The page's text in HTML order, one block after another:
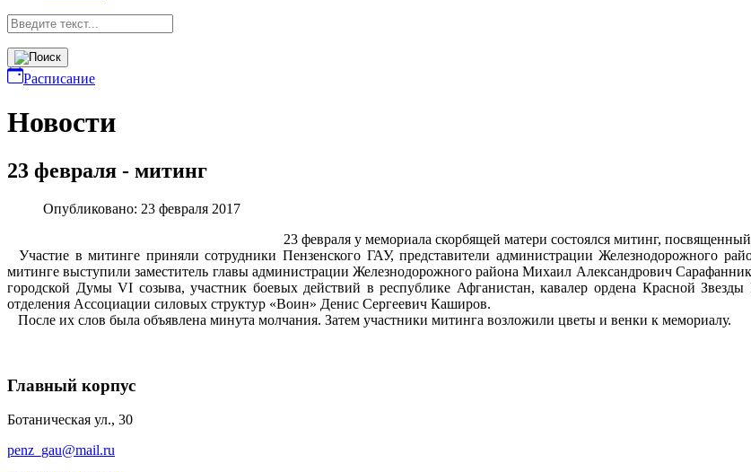
Расписание
Новости
23 февраля - митинг
Опубликовано: 23 февраля 2017
23 февраля у мемориала скорбящей матери состоялся митинг,
Участие в митинге приняли сотрудники Пензенского ГАУ, представители администрации Железнодорожного
митинге выступили заместитель главы администрации Железнодорожного района Михаил Александрович
городской Думы VI созыва, участник боевых действий в республике Афганистан, кавалер ордена Красной
отделения Ассоциации силовых структур «Воин» Денис Сергеевич Каширов.
После их слов была объявлена минута молчания. Затем участники митинга возложили цветы и венки к мемориалу.
Главный корпус
Ботаническая ул., 30
penz_gau@mail.ru